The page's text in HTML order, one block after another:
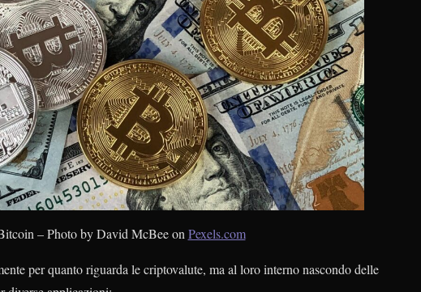
– Photo by David McBee on Pexels.com
per quanto riguarda le criptovalute, ma al loro interno nascondo delle